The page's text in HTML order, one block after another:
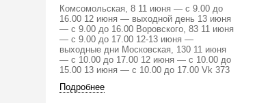
Комсомольская, 8 11 июня — с 9.00 до
16.00 12 июня — выходной день 13 июня
— с 9.00 до 16.00 Воровского, 83 11 июня
— с 9.00 до 17.00 12-13 июня —
выходные дни Московская, 130 11 июня
— с 10.00 до 17.00 12 июня — с 10.00 до
15.00 13 июня — с 10.00 до 17.00 Vk 373
Подробнее